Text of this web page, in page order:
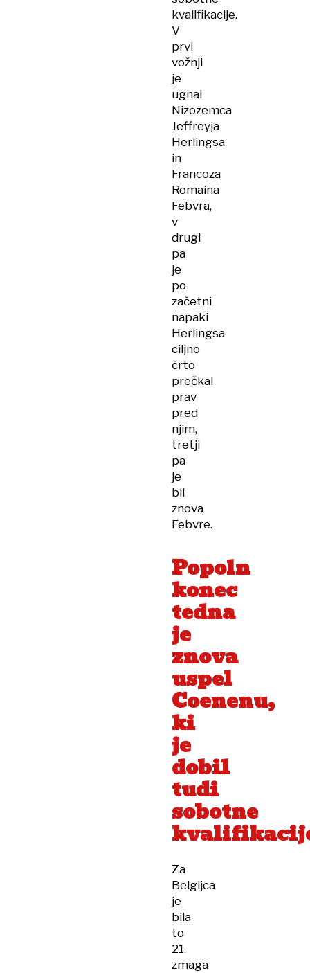
kvalifikacije.
V
prvi
vožnji
je
ugnal
Nizozemca
Jeffreyja
Herlingsa
in
Francoza
Romaina
Febvra,
v
drugi
pa
je
po
začetni
napaki
Herlingsa
ciljno
črto
prečkal
prav
pred
njim,
tretji
pa
je
bil
znova
Febvre.
Popoln
konec
tedna
je
znova
uspel
Coenenu,
ki
je
dobil
tudi
sobotne
Za
Belgijca
je
bila
to
21.
zmaga